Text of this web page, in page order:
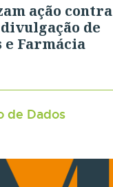
ação contra
de
e Farmácia
de Dados